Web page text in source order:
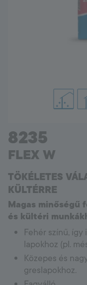
8235
FLEX W
TÖKÉLETES
KÜLTÉRRE
Magas minőségű
és kültéri
Fehér színű,
lapokhoz (pl.
Közepes és
greslapokhoz.